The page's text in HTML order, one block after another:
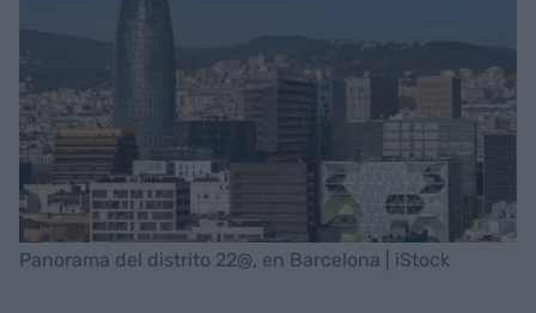
Panorama del distrito 22@, en Barcelona | iStock